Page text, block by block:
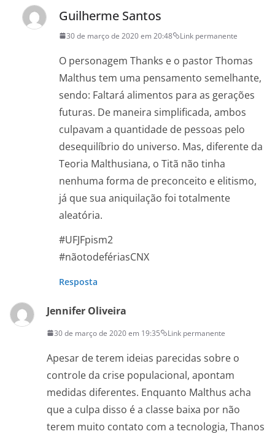
Guilherme Santos
30 de março de 2020 em 20:48 Link permanente
O personagem Thanks e o pastor Thomas
Malthus tem uma pensamento semelhante,
sendo: Faltará alimentos para as gerações
futuras. De maneira simplificada, ambos
culpavam a quantidade de pessoas pelo
desequilíbrio do universo. Mas, diferente da
Teoria Malthusiana, o Titã não tinha
nenhuma forma de preconceito e elitismo,
já que sua aniquilação foi totalmente
aleatória.
#UFJFpism2
#nãotodefériasCNX
Resposta
Jennifer Oliveira
30 de março de 2020 em 19:35 Link permanente
Apesar de terem ideias parecidas sobre o
controle da crise populacional, apontam
medidas diferentes. Enquanto Malthus acha
que a culpa disso é a classe baixa por não
terem muito contato com a tecnologia, Thanos